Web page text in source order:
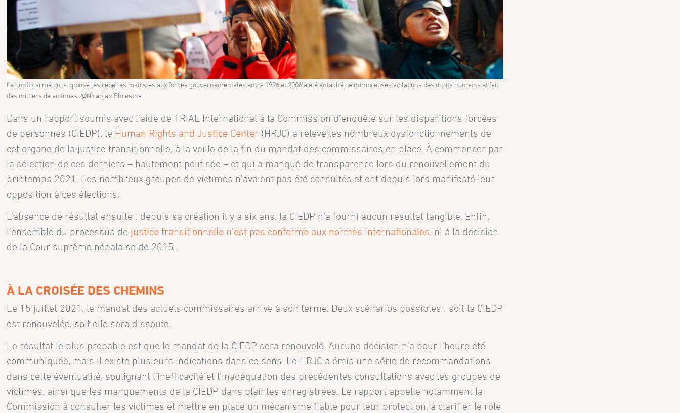
Le conflit armé qui a opposé les rebelles maoïstes aux forces gouvernementales entre 1996 et 2006 a été entaché de nombreuses violations des droits humains et fait
des milliers de victimes. @Niranjan Shrestha
Dans un rapport soumis avec l’aide de TRIAL International à la Commission d’enquête sur les disparitions forcées
de personnes (CIEDP), le Human Rights and Justice Center (HRJC) a relevé les nombreux dysfonctionnements de
cet organe de la justice transitionnelle, à la veille de la fin du mandat des commissaires en place. À commencer par
la sélection de ces derniers – hautement politisée – et qui a manqué de transparence lors du renouvellement du
printemps 2021. Les nombreux groupes de victimes n’avaient pas été consultés et ont depuis lors manifesté leur
opposition à ces élections.
L’absence de résultat ensuite : depuis sa création il y a six ans, la CIEDP n’a fourni aucun résultat tangible. Enfin,
l’ensemble du processus de justice transitionnelle n’est pas conforme aux normes internationales, ni à la décision
de la Cour suprême népalaise de 2015.
À LA CROISÉE DES CHEMINS
Le 15 juillet 2021, le mandat des actuels commissaires arrive à son terme. Deux scénarios possibles : soit la CIEDP
est renouvelée, soit elle sera dissoute.
Le résultat le plus probable est que le mandat de la CIEDP sera renouvelé. Aucune décision n’a pour l’heure été
communiquée, mais il existe plusieurs indications dans ce sens. Le HRJC a émis une série de recommandations
dans cette éventualité, soulignant l’inefficacité et l’inadéquation des précédentes consultations avec les groupes de
victimes, ainsi que les manquements de la CIEDP dans plaintes enregistrées. Le rapport appelle notamment la
Commission à consulter les victimes et mettre en place un mécanisme fiable pour leur protection, à clarifier le rôle